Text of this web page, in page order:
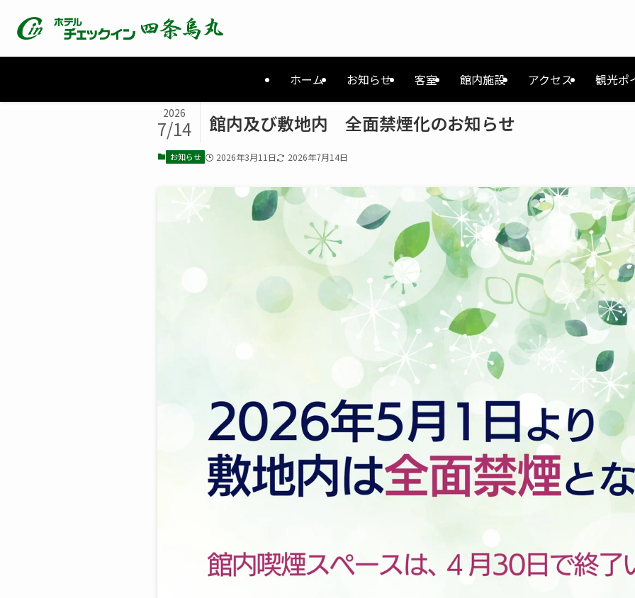
ホーム お知らせ 客室 館内施設 アクセス 観光ポ
館内及び敷地内 全面禁煙化のお知らせ
2026
7/14
お知らせ 2026年3月11日 2026年7月14日